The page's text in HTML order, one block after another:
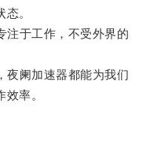
。
于工作，不受外界的
阑加速器都能为我们
率。